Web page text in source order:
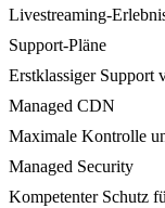
Livestreaming-
Support-Pläne
Erstklassiger Support
Managed CDN
Maximale Kontrolle
Managed Security
Kompetenter Schutz